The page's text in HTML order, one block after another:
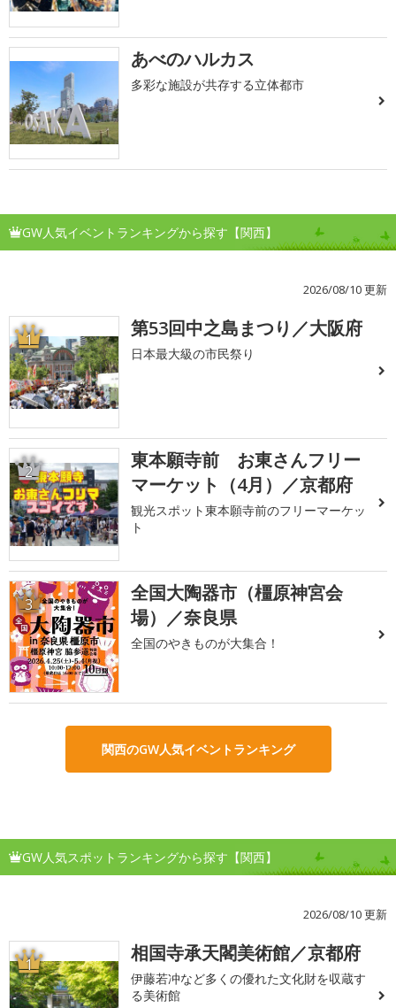
あべのハルカス
多彩な施設が共存する立体都市
GW人気イベントランキングから探す【関西】
2026/08/10 更新
1 第53回中之島まつり／大阪府
日本最大級の市民祭り
2
東本願寺前 お東さんフリー
マーケット（4月）／京都府
観光スポット東本願寺前のフリーマーケッ
ト
3
全国大陶器市（橿原神宮会
場）／奈良県
全国のやきものが大集合！
関西のGW人気イベントランキング
GW人気スポットランキングから探す【関西】
2026/08/10 更新
1 相国寺承天閣美術館／京都府
伊藤若冲など多くの優れた文化財を収蔵す
る美術館